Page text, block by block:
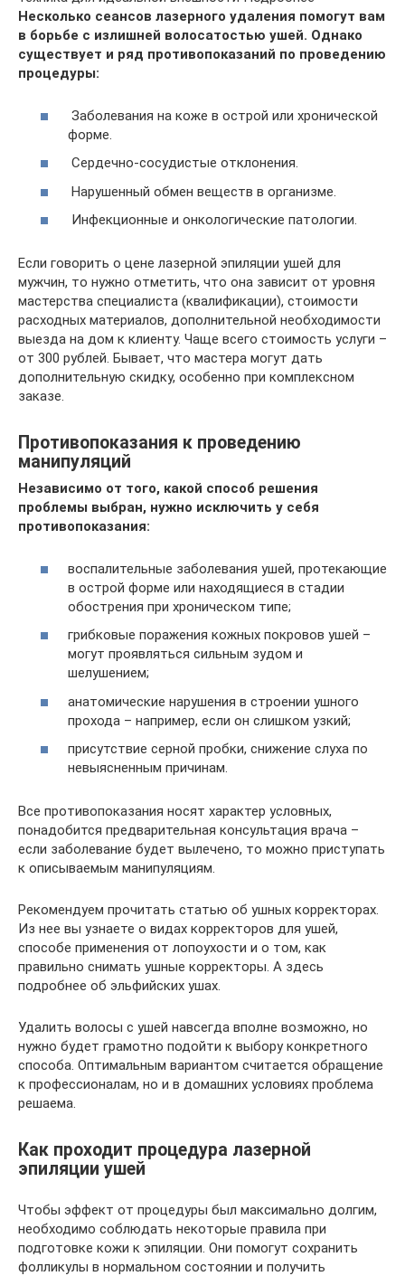
Несколько сеансов лазерного удаления помогут вам
в борьбе с излишней волосатостью ушей. Однако
существует и ряд противопоказаний по проведению
процедуры:
Заболевания на коже в острой или хронической
форме.
Сердечно-сосудистые отклонения.
Нарушенный обмен веществ в организме.
Инфекционные и онкологические патологии.
Если говорить о цене лазерной эпиляции ушей для
мужчин, то нужно отметить, что она зависит от уровня
мастерства специалиста (квалификации), стоимости
расходных материалов, дополнительной необходимости
выезда на дом к клиенту. Чаще всего стоимость услуги –
от 300 рублей. Бывает, что мастера могут дать
дополнительную скидку, особенно при комплексном
заказе.
Противопоказания к проведению
манипуляций
Независимо от того, какой способ решения
проблемы выбран, нужно исключить у себя
противопоказания:
воспалительные заболевания ушей, протекающие
в острой форме или находящиеся в стадии
обострения при хроническом типе;
грибковые поражения кожных покровов ушей –
могут проявляться сильным зудом и
шелушением;
анатомические нарушения в строении ушного
прохода – например, если он слишком узкий;
присутствие серной пробки, снижение слуха по
невыясненным причинам.
Все противопоказания носят характер условных,
понадобится предварительная консультация врача –
если заболевание будет вылечено, то можно приступать
к описываемым манипуляциям.
Рекомендуем прочитать статью об ушных корректорах.
Из нее вы узнаете о видах корректоров для ушей,
способе применения от лопоухости и о том, как
правильно снимать ушные корректоры. А здесь
подробнее об эльфийских ушах.
Удалить волосы с ушей навсегда вполне возможно, но
нужно будет грамотно подойти к выбору конкретного
способа. Оптимальным вариантом считается обращение
к профессионалам, но и в домашних условиях проблема
решаема.
Как проходит процедура лазерной
эпиляции ушей
Чтобы эффект от процедуры был максимально долгим,
необходимо соблюдать некоторые правила при
подготовке кожи к эпиляции. Они помогут сохранить
фолликулы в нормальном состоянии и получить